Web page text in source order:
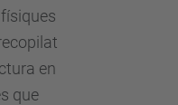
en
que